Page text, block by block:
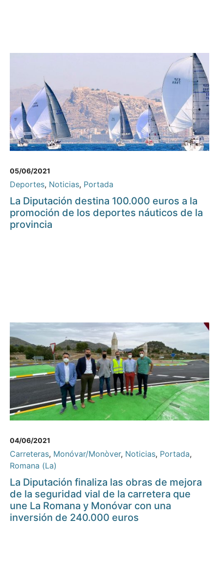
05/06/2021
Deportes, Noticias, Portada
La Diputación destina 100.000 euros a la
promoción de los deportes náuticos de la
provincia
04/06/2021
Carreteras, Monóvar/Monòver, Noticias, Portada,
Romana (La)
La Diputación finaliza las obras de mejora
de la seguridad vial de la carretera que
une La Romana y Monóvar con una
inversión de 240.000 euros